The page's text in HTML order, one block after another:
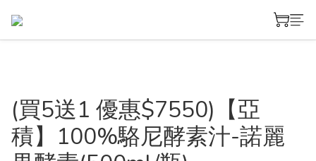
(買5送1 優惠$7550)【亞
積】100%駱尼酵素汁-諾麗